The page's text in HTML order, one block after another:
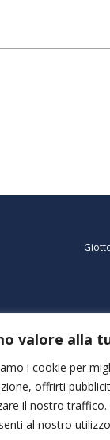
valore alla
i cookie per
offrirti
il nostro traffico.
al nostro